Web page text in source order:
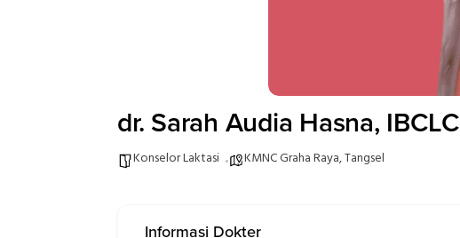
dr. Sarah Audia Hasna, IBCLC
Konselor Laktasi KMNC Graha Raya, Tangsel
Informasi Dokter